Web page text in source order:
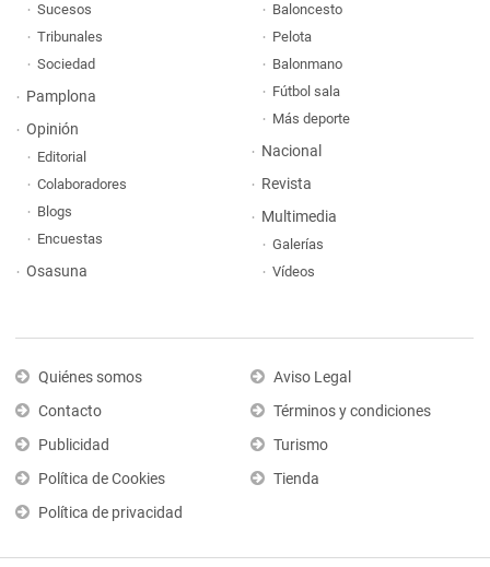
Sucesos
Tribunales
Sociedad
Pamplona
Opinión
Editorial
Colaboradores
Blogs
Encuestas
Osasuna
Baloncesto
Pelota
Balonmano
Fútbol sala
Más deporte
Nacional
Revista
Multimedia
Galerías
Vídeos
Quiénes somos
Contacto
Publicidad
Política de Cookies
Política de privacidad
Aviso Legal
Términos y condiciones
Turismo
Tienda